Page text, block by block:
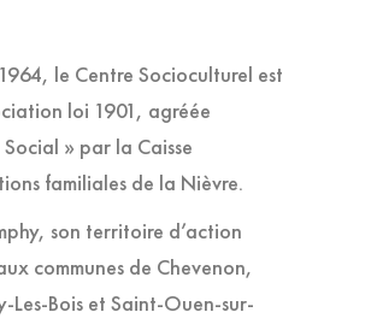
le Centre Socioculturel est
loi 1901, agréée
» par la Caisse
familiales de la Nièvre.
son territoire d’action
communes de Chevenon,
Les-Bois et Saint-Ouen-sur-